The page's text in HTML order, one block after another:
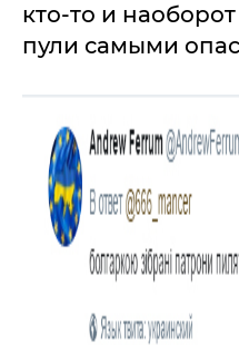
кто-то и
пули самыми